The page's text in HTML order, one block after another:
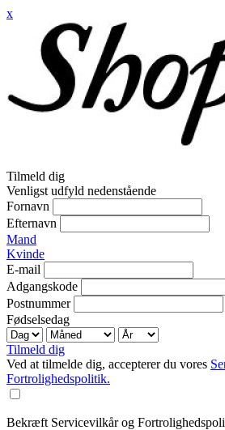
x
Tilmeld dig
Venligst udfyld nedenstående
Fornavn
Efternavn
Mand
Kvinde
E-mail
Adgangskode
Postnummer
Fødselsedag
Tilmeld dig
Ved at tilmelde dig, accepterer du vores
Fortrolighedspolitik.
Bekræft Servicevilkår og